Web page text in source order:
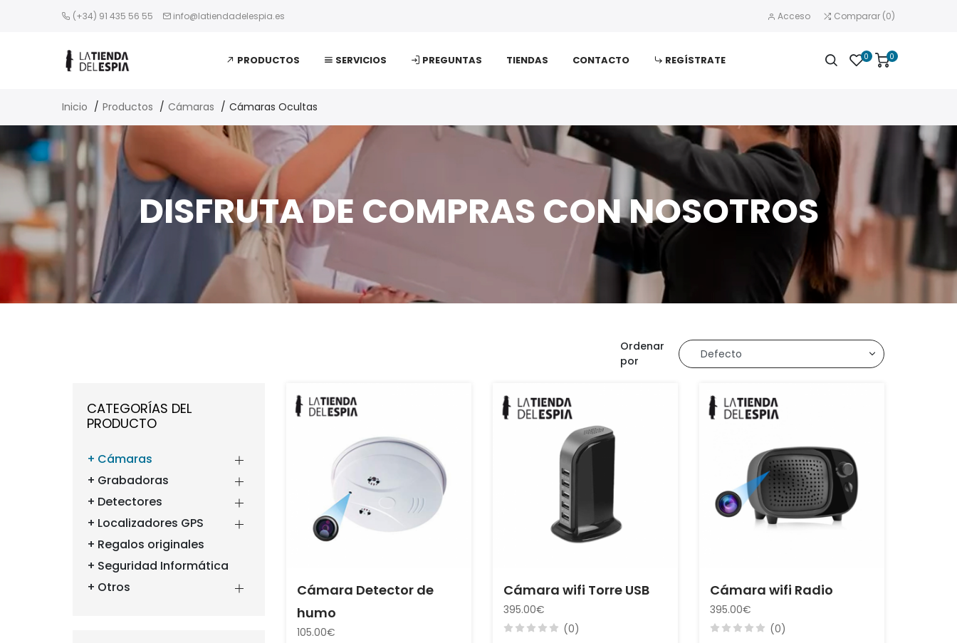
(+34) 91 435 56 55 info@latiendadelespia.es Acceso Comparar (0)
PRODUCTOS SERVICIOS PREGUNTAS TIENDAS CONTACTO REGÍSTRATE 0 0
Inicio Productos Cámaras Cámaras Ocultas
DISFRUTA DE COMPRAS CON NOSOTROS
Ordenar
por
CATEGORÍAS DEL
PRODUCTO
Cámaras
Grabadoras
Detectores
Localizadores GPS
Regalos originales
Seguridad Informática
Otros
Cámara Detector de
humo
105.00€
Cámara wifi Torre USB
395.00€
(0)
Cámara wifi Radio
395.00€
(0)